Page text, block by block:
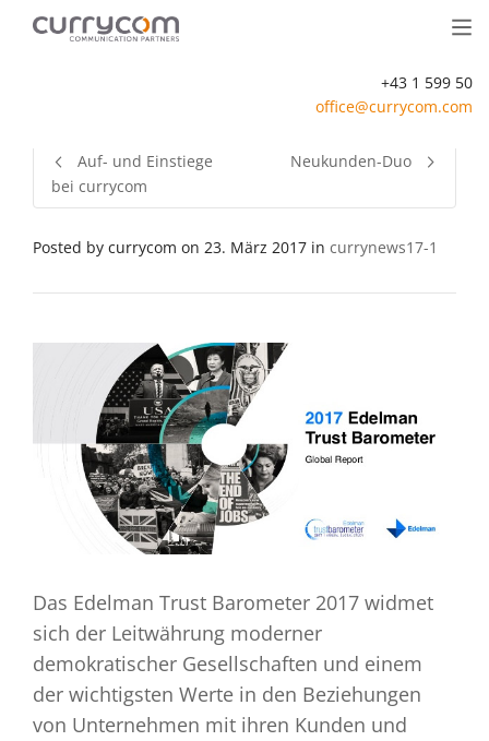
+43 1 599 50
office@currycom.com
Auf- und Einstiege
bei currycom
Neukunden-Duo
Posted by currycom on 23. März 2017 in currynews17-1
Das Edelman Trust Barometer 2017 widmet
sich der Leitwährung moderner
demokratischer Gesellschaften und einem
der wichtigsten Werte in den Beziehungen
von Unternehmen mit ihren Kunden und